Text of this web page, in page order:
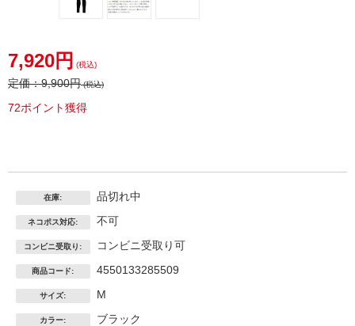
7,920円 (税込)
定価：9,900円(税込)
72ポイント獲得
在庫: 品切れ中
ネコポス対応: 不可
コンビニ受取り: コンビニ受取り可
商品コード: 4550133285509
サイズ: M
カラー: ブラック